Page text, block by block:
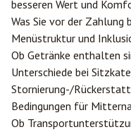
besseren Wert und
Was Sie vor der
Menüstruktur und
Ob Getränke enthalten
Unterschiede bei
Stornierung-/
Bedingungen für
Ob